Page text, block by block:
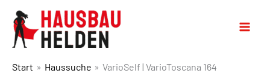
Start Haussuche VarioSelf | VarioToscana 164